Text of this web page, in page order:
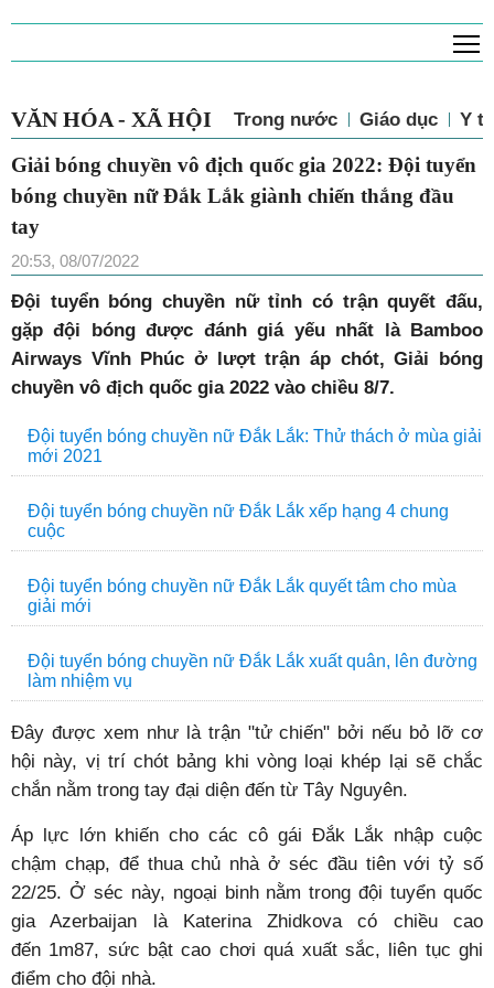
VĂN HÓA - XÃ HỘI Trong nước Giáo dục Y tế
Giải bóng chuyền vô địch quốc gia 2022: Đội tuyển
bóng chuyền nữ Đắk Lắk giành chiến thắng đầu
tay
20:53, 08/07/2022
Đội tuyển bóng chuyền nữ tỉnh có trận quyết đấu,
gặp đội bóng được đánh giá yếu nhất là Bamboo
Airways Vĩnh Phúc ở lượt trận áp chót, Giải bóng
chuyền vô địch quốc gia 2022 vào chiều 8/7.
Đội tuyển bóng chuyền nữ Đắk Lắk: Thử thách ở mùa giải
mới 2021
Đội tuyển bóng chuyền nữ Đắk Lắk xếp hạng 4 chung
cuộc
Đội tuyển bóng chuyền nữ Đắk Lắk quyết tâm cho mùa
giải mới
Đội tuyển bóng chuyền nữ Đắk Lắk xuất quân, lên đường
làm nhiệm vụ
Đây được xem như là trận "tử chiến" bởi nếu bỏ lỡ cơ
hội này, vị trí chót bảng khi vòng loại khép lại sẽ chắc
chắn nằm trong tay đại diện đến từ Tây Nguyên.
Áp lực lớn khiến cho các cô gái Đắk Lắk nhập cuộc
chậm chạp, để thua chủ nhà ở séc đầu tiên với tỷ số
22/25. Ở séc này, ngoại binh nằm trong đội tuyển quốc
gia Azerbaijan là Katerina Zhidkova có chiều cao
đến 1m87, sức bật cao chơi quá xuất sắc, liên tục ghi
điểm cho đội nhà.